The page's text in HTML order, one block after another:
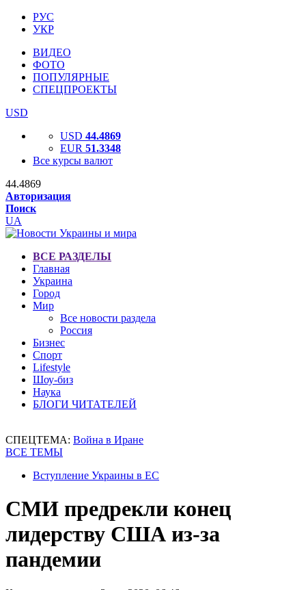
РУС
УКР
ВИДЕО
ФОТО
ПОПУЛЯРНЫЕ
СПЕЦПРОЕКТЫ
USD
USD 44.4869
EUR 51.3348
Все курсы валют
44.4869
Авторизация
Поиск
UA
ВСЕ РАЗДЕЛЫ
Главная
Украина
Город
Мир
Все новости раздела
Россия
Бизнес
Спорт
Lifestyle
Шоу-биз
Наука
БЛОГИ ЧИТАТЕЛЕЙ
СПЕЦТЕМА: Война в Иране
ВСЕ ТЕМЫ
Вступление Украины в ЕС
СМИ предрекли конец
лидерству США из-за
пандемии